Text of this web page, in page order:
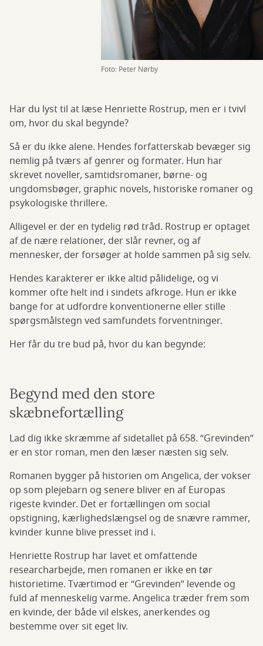
Foto: Peter Nørby
Har du lyst til at læse Henriette Rostrup, men er i tvivl
om, hvor du skal begynde?
Så er du ikke alene. Hendes forfatterskab bevæger sig
nemlig på tværs af genrer og formater. Hun har
skrevet noveller, samtidsromaner, børne- og
ungdomsbøger, graphic novels, historiske romaner og
psykologiske thrillere.
Alligevel er der en tydelig rød tråd. Rostrup er optaget
af de nære relationer, der slår revner, og af
mennesker, der forsøger at holde sammen på sig selv.
Hendes karakterer er ikke altid pålidelige, og vi
kommer ofte helt ind i sindets afkroge. Hun er ikke
bange for at udfordre konventionerne eller stille
spørgsmålstegn ved samfundets forventninger.
Her får du tre bud på, hvor du kan begynde:
Begynd med den store
skæbnefortælling
Lad dig ikke skræmme af sidetallet på 658. “Grevinden”
er en stor roman, men den læser næsten sig selv.
Romanen bygger på historien om Angelica, der vokser
op som plejebarn og senere bliver en af Europas
rigeste kvinder. Det er fortællingen om social
opstigning, kærlighedslængsel og de snævre rammer,
kvinder kunne blive presset ind i.
Henriette Rostrup har lavet et omfattende
researcharbejde, men romanen er ikke en tør
historietime. Tværtimod er “Grevinden” levende og
fuld af menneskelig varme. Angelica træder frem som
en kvinde, der både vil elskes, anerkendes og
bestemme over sit eget liv.